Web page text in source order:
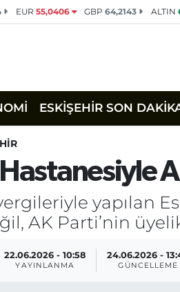
EUR 55,0406 GBP64,2143 ALTIN
ESKİŞEHİR SON
yapılan
AK Parti’nin
22.06.2026 - 10:58
YAYINLANMA
24.06.2026 -
GÜNCELLEME